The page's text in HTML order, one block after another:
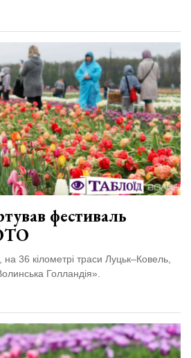
фестиваль
36 кілометрі траси Луцьк–Ковель,
Голландія».